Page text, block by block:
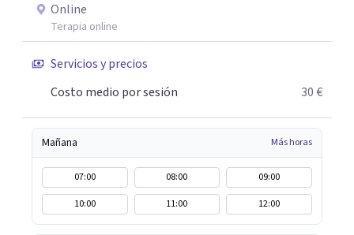
eficacia, reduciendo el tiempo de tratamiento y
consiguiendo cambios positivos desde la primera sesión.
¿Tienes dudas de cómo enfocaré tu problema o situación?
momento de dar el paso a una nueva etapa en tu vida.
Online
Terapia online
Servicios y precios
Costo medio por sesión
30 €
Mañana Más horas
07:00 08:00
09:00
10:00
11:00 12:00